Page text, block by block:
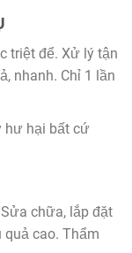
triệt để. Xử lý tận
nhanh. Chỉ 1 lần
hư hại bất cứ
chữa, lắp đặt
cao. Thẩm